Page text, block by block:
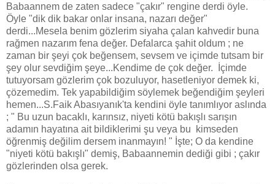
Babaannem de zaten sadece "çakır" rengine derdi öyle.
Öyle "dik dik bakar onlar insana, nazarı değer"
derdi...Mesela benim gözlerim siyaha çalan kahvedir buna
rağmen nazarım fena değer. Defalarca şahit oldum ; ne
zaman bir şeyi çok beğensem, sevsem ve içimde tutsam bir
şey olur sevdiğim şeye...Kendime de çok değer. İçimde
tutuyorsam gözlerim çok bozuluyor, hasetleniyor demek ki,
çözemedim. Tek yapabildiğim söylemek beğendiğim şeyleri
hemen...S.Faik Abasıyanık'ta kendini öyle tanımlıyor aslında
; " Bu uzun bacaklı, karınsız, niyeti kötü bakışlı sarışın
adamın hayatına ait bildiklerimi şu veya bu kimseden
öğrenmiş değilim dersem inanmayın! " İşte; O da kendine
"niyeti kötü bakışlı" demiş, Babaannemin dediği gibi ; çakır
gözlerinden olsa gerek.